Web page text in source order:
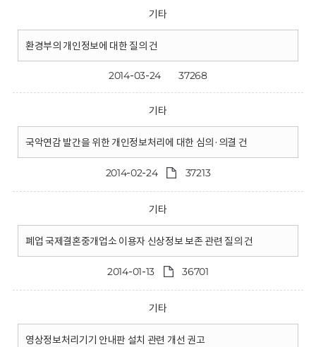
기타
환경부의 개인정보에 대한 질의 건
2014-03-24 37268
기타
국악연감 발간을 위한 개인정보처리에 대한 심의·의결 건
2014-02-24 37213
기타
폐업 국제결혼중개업소 이용자 신상정보 보존 관련 질의 건
2014-01-13 36701
기타
영상정보처리기기 안내판 설치 관련 개선 권고